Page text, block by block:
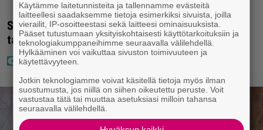
Seiska: Laulaja Frederik lyttäsi Eput – johan oli
taas kielen käyttöä
Käytämme laitetunnisteita ja tallennamme evästeitä
laitteellesi saadaksemme tietoja esimerkiksi sivuista, joilla
vierailit, IP-osoitteestasi sekä laitteesi ominaisuuksista.
Pääset tutustumaan yksityiskohtaisesti käyttötarkoituksiin ja
teknologiakumppaneihimme seuraavalla välilehdellä.
Hylkääminen voi vaikuttaa sivuston toimivuuteen ja
käytettävyyteen.
Jotkin teknologiamme voivat käsitellä tietoja myös ilman
suostumusta, jos niillä on siihen oikeutettu peruste. Voit
vastustaa tätä tai muuttaa asetuksiasi milloin tahansa
seuraavalla välilehdellä.